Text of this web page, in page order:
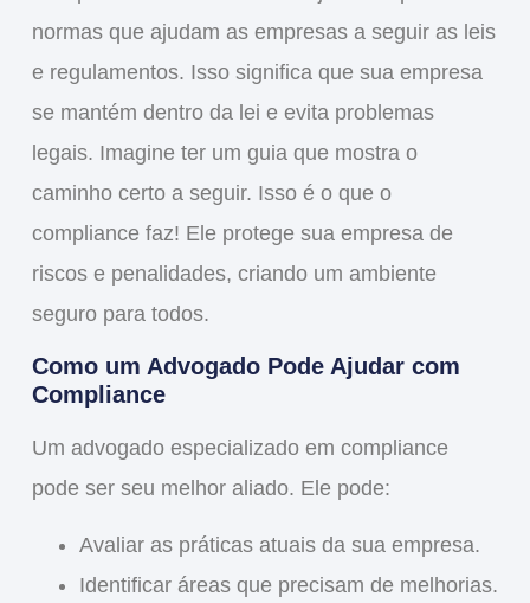
normas que ajudam as empresas a seguir as leis
e regulamentos. Isso significa que sua empresa
se mantém dentro da lei e evita problemas
legais. Imagine ter um guia que mostra o
caminho certo a seguir. Isso é o que o
compliance faz! Ele protege sua empresa de
riscos e penalidades, criando um ambiente
seguro para todos.
Como um Advogado Pode Ajudar com
Compliance
Um advogado especializadoem compliance
pode ser seu melhor aliado. Ele pode:
Avaliaras práticas atuais da sua empresa.
Identificaráreas que precisam de melhorias.